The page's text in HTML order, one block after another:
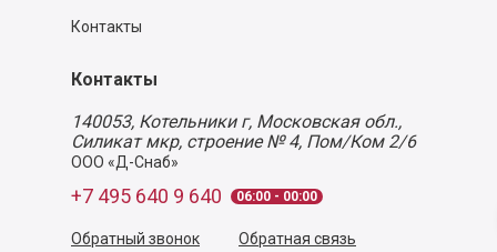
Контакты
Контакты
140053, Котельники г, Московская обл.,
Силикат мкр, строение № 4, Пом/Ком 2/6
ООО «Д-Снаб»
+7 495 640 9 640 06:00 - 00:00
Обратный звонок Обратная связь